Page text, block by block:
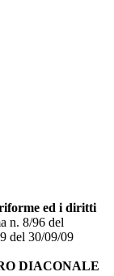
ed i diritti
n. 8/96 del
del 30/09/09
DIACONALE